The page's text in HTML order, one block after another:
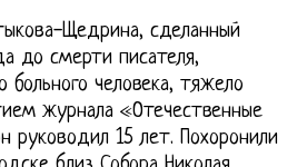
Щедрина, сделанный
до смерти писателя,
больного человека, тяжело
журнала «Отечественные
руководил 15 лет. Похоронили